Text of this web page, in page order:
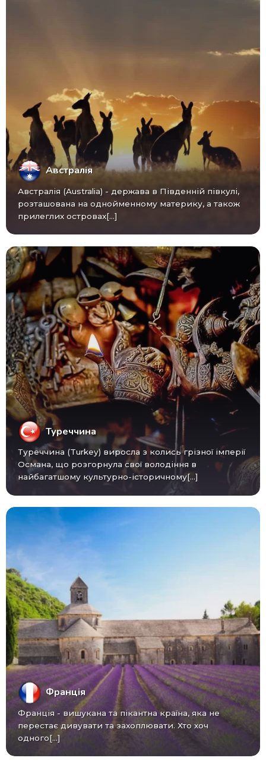
Австралія
Австралія (Australia) - ​​держава в Південній півкулі,
розташована на однойменному материку, а також
прилеглих островах[...]
Туреччина
Туреччина (Turkey) виросла з колись грізної імперії
Османа, що розгорнула свої володіння в
найбагатшому культурно-історичному[...]
Франція
Франція - вишукана та пікантна країна, яка не
перестає дивувати та захоплювати. Хто хоч
одного[...]